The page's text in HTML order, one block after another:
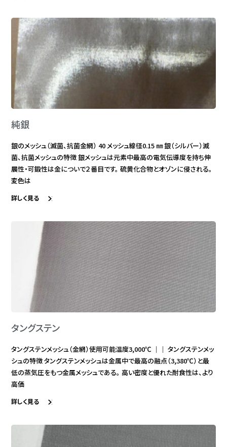
純銀
銀のメッシュ（滅菌、抗菌金網） 40 メッシュ線径0.15 ㎜ 銀（シルバー）滅
菌、抗菌メッシュの特徴 銀メッシュは元素中最高の電気伝導度を持ち伸
展性・可鍛性は金についで２番目です。 硫黄化合物とオゾンに侵される。
変色は
詳しく見る
タングステン
タングステンメッシュ（金網）使用可能温度3,000℃ ｜｜ タングステンメッ
シュの特徴 タングステンメッシュは金属中で最高の融点（3,380℃）と最
低の蒸気圧をもつ金属メッシュである。 高い密度と優れた耐食性は、より
高価
詳しく見る